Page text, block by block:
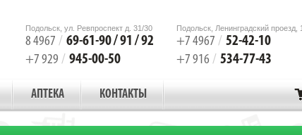
Подольск, ул. Ревпроспект д. 31/30
8 4967 / 69-61-90 / 91 / 92
+7 929 / 945-00-50
Подольск, Ленинградский проезд,
+7 4967 / 52-42-10
+7 916 / 534-77-43
АПТЕКА КОНТАКТЫ